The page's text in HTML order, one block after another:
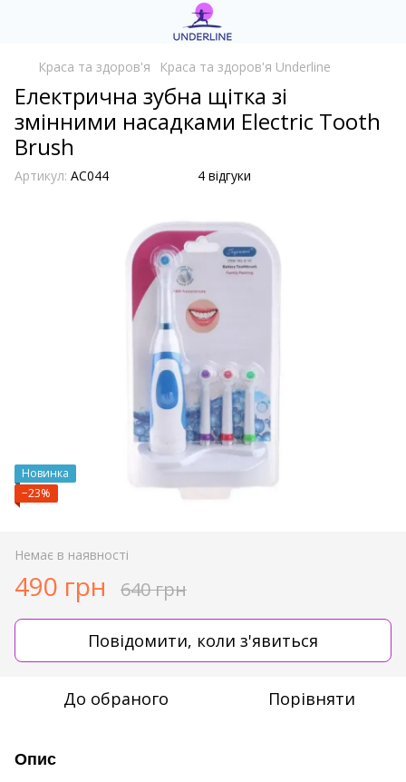
Краса та здоров'я Краса та здоров'я Underline
Електрична зубна щітка зі
змінними насадками Electric Tooth
Brush
Артикул: AC044 4 відгуки
Новинка
−23%
Немає в наявності
490 грн 640 грн
Повідомити, коли з'явиться
До обраного Порівняти
Опис